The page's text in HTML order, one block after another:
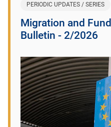
PERIODIC UPDATES / SERIES
Migration and
Bulletin - 2/2026